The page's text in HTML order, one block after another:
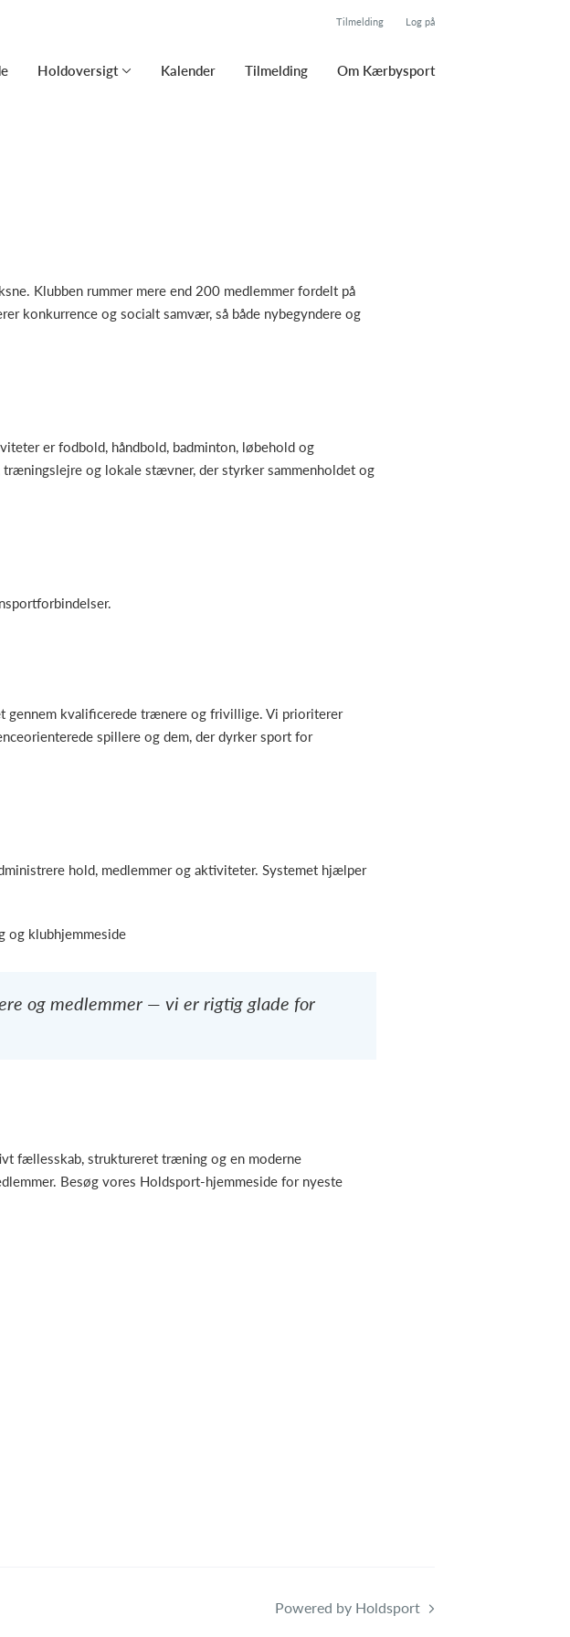
Tilmelding Log på
Holdoversigt Kalender Tilmelding Om Kærbysport
Klubben rummer mere end 200 medlemmer fordelt på
konkurrence og socialt samvær, så både nybegyndere og
er fodbold, håndbold, badminton, løbehold og
og lokale stævner, der styrker sammenholdet og
gennem kvalificerede trænere og frivillige. Vi prioriterer
spillere og dem, der dyrker sport for
hold, medlemmer og aktiviteter. Systemet hjælper
og klubhjemmeside
og medlemmer — vi er rigtig glade for
fællesskab, struktureret træning og en moderne
Besøg vores Holdsport-hjemmeside for nyeste
Powered by Holdsport